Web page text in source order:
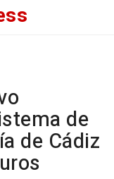
de
de Cádiz